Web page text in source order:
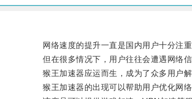
网络速度的提升一直是国内用户十分注重
但在很多情况下，用户往往会遭遇网络信
猴王加速器应运而生，成为了众多用户解
猴王加速器的出现可以帮助用户优化网络